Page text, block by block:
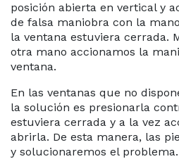
posición abierta en vertical y
de falsa maniobra con la
la ventana estuviera cerrada.
otra mano accionamos la
ventana.
En las ventanas que no
la solución es presionarla
estuviera cerrada y a la vez
abrirla. De esta manera, las
y solucionaremos el problema.